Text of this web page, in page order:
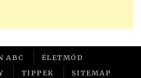
ABC
ÉLETMÓD
TIPPEK
SITEMAP